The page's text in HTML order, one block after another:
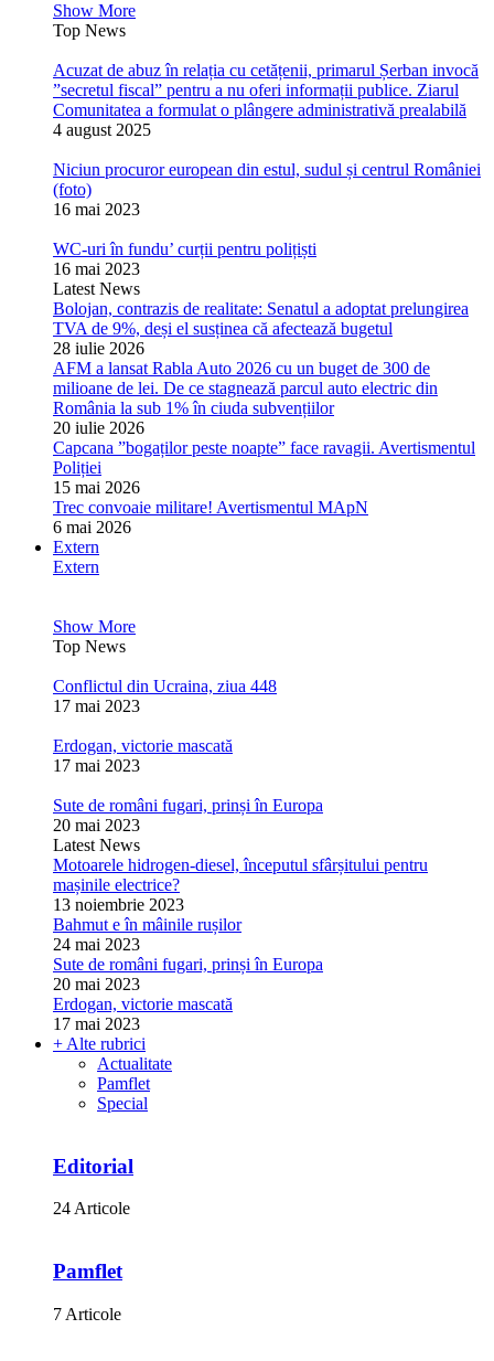
Show More
Top News
Acuzat de abuz în relația cu cetățenii, primarul Șerban invocă
”secretul fiscal” pentru a nu oferi informații publice. Ziarul
Comunitatea a formulat o plângere administrativă prealabilă
4 august 2025
Niciun procuror european din estul, sudul și centrul României
(foto)
16 mai 2023
WC-uri în fundu’ curții pentru polițiști
16 mai 2023
Latest News
Bolojan, contrazis de realitate: Senatul a adoptat prelungirea
TVA de 9%, deși el susținea că afectează bugetul
28 iulie 2026
AFM a lansat Rabla Auto 2026 cu un buget de 300 de
milioane de lei. De ce stagnează parcul auto electric din
România la sub 1% în ciuda subvențiilor
20 iulie 2026
Capcana ”bogaților peste noapte” face ravagii. Avertismentul
Poliției
15 mai 2026
Trec convoaie militare! Avertismentul MApN
6 mai 2026
Extern
Extern
Show More
Top News
Conflictul din Ucraina, ziua 448
17 mai 2023
Erdogan, victorie mascată
17 mai 2023
Sute de români fugari, prinși în Europa
20 mai 2023
Latest News
Motoarele hidrogen-diesel, începutul sfârșitului pentru
mașinile electrice?
13 noiembrie 2023
Bahmut e în mâinile rușilor
24 mai 2023
Sute de români fugari, prinși în Europa
20 mai 2023
Erdogan, victorie mascată
17 mai 2023
+ Alte rubrici
Actualitate
Pamflet
Special
Editorial
24 Articole
Pamflet
7 Articole